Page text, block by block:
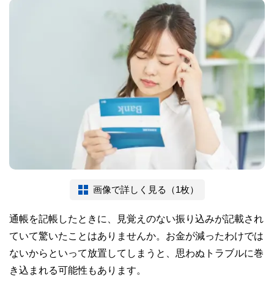
画像で詳しく見る（1枚）
通帳を記帳したときに、見覚えのない振り込みが記載され
ていて驚いたことはありませんか。お金が減ったわけでは
ないからといって放置してしまうと、思わぬトラブルに巻
き込まれる可能性もあります。